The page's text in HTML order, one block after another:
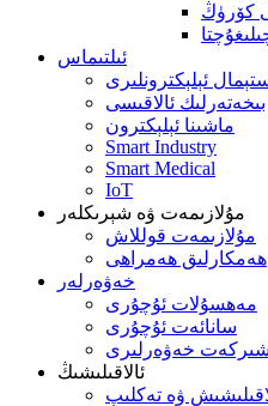
كۆرۈڭ
ئىلتىماس
ئېلېكترونلىرى
بىخەتەرلىك ئالاقىسى
ماشىنا ئېلېكترون
Smart Industry
Smart Medical
IoT
مۇلازىمەت ۋە شېرىكلەر
مۇلازىمەت قوللاش
ھەمكارلىق ھەمراھى
خەۋەرلەر
مەھسۇلات ئۇچۇرى
سانائەت ئۇچۇرى
شىركەت خەۋەرلىرى
ئالاقىلىشىڭ
ۋە تەكلىپ